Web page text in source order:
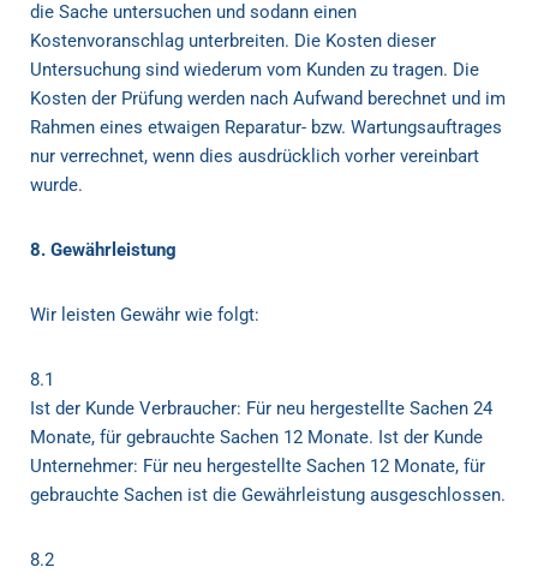
die Sache untersuchen und sodann einen
Kostenvoranschlag unterbreiten. Die Kosten dieser
Untersuchung sind wiederum vom Kunden zu tragen. Die
Kosten der Prüfung werden nach Aufwand berechnet und im
Rahmen eines etwaigen Reparatur- bzw. Wartungsauftrages
nur verrechnet, wenn dies ausdrücklich vorher vereinbart
wurde.
8. Gewährleistung
Wir leisten Gewähr wie folgt:
8.1
Ist der Kunde Verbraucher: Für neu hergestellte Sachen 24
Monate, für gebrauchte Sachen 12 Monate. Ist der Kunde
Unternehmer: Für neu hergestellte Sachen 12 Monate, für
gebrauchte Sachen ist die Gewährleistung ausgeschlossen.
8.2